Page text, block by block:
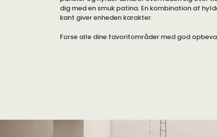
dig med en smuk patina. En kombination af
kant giver enheden karakter.
Forse alle dine favoritområder med god
være begrænset af hjemmets fire vægge. Den
metal tåler alle vejrforhold og giver din String-
Passer kombinationen ikke til dine ønsker?
kombination med Strings byggeprogram